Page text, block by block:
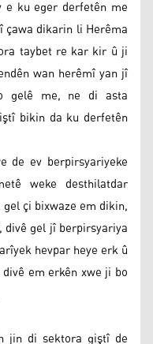
e ku eger derfetên me
çawa dikarin li Herêma
taybet re kar kir û ji
wan herêmî yan jî
gelê me, ne di asta
bikin da ku derfetên
de ev berpirsyariyeke
weke desthilatdar
çi bixwaze em dikin,
gel jî berpirsyariya
hevpar heye erk û
em erkên xwe ji bo
jin di sektora giştî de